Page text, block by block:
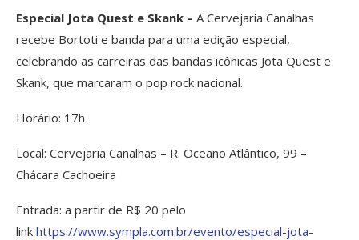
Especial Jota Quest e Skank – A Cervejaria Canalhas
recebe Bortoti e banda para uma edição especial,
celebrando as carreiras das bandas icônicas Jota Quest e
Skank, que marcaram o pop rock nacional.
Horário: 17h
Local: Cervejaria Canalhas – R. Oceano Atlântico, 99 –
Chácara Cachoeira
Entrada: a partir de R$ 20 pelo
link https://www.sympla.com.br/evento/especial-jota-